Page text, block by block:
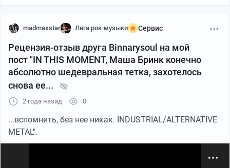
вышел новый альбом. Я ещё не отслушал его весь, но
даже то, что заценил, внушает.
А потому было принято решение нынешний
музыкальный понедельник посвятить этому
коллективу. Чего б нет?
и неудивительно. Коллектив был образован аж в 2005-
м году Марией Бринк и Крисом Хоумвортом в Лос-
madmaxstar Лига рок-музыки Сервис
Рецензия-отзыв друга Binnarysoul на мой
пост "IN THIS MOMENT, Маша Бринк конечно
абсолютно шедевральная тетка, захотелось
снова ее...
2 года назад 0
...вспомнить, без нее никак. INDUSTRIAL/ALTERNATIVE
METAL".